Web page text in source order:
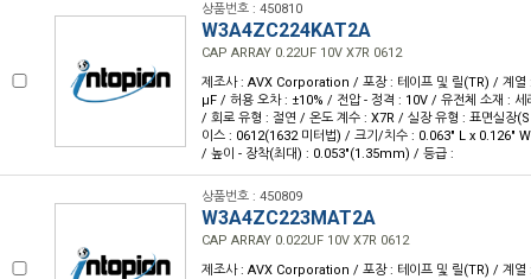
상품번호 : 450810
W3A4ZC224KAT2A
CAP ARRAY 0.22UF 10V X7R 0612
제조사 : AVX Corporation / 포장 : 테이프 및 릴(TR) / 계열
µF / 허용 오차 : ±10% / 전압 - 정격 : 10V / 유전체 소재 : 세
/ 회로 유형 : 절연 / 온도 계수 : X7R / 실장 유형 : 표면실장
이스 : 0612(1632 미터법) / 크기/치수 : 0.063" L x 0.126"
/ 높이 - 장착(최대) : 0.053"(1.35mm) / 등급 :
상품번호 : 450809
W3A4ZC223MAT2A
CAP ARRAY 0.022UF 10V X7R 0612
제조사 : AVX Corporation / 포장 : 테이프 및 릴(TR) / 계열